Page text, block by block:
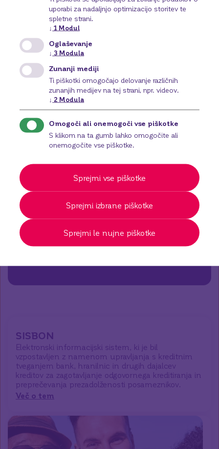
Poiščite najbližjo poslovno enoto in izkoristite
osebno svetovanje.
Osebno svetovanje
postavljamo na prvo
mesto.
Poiščite poslovno enoto
Stopite v stik z nami
SISBON
Elektronski informacijski sistem, ki je bil
vzpostavljen z namenom upravljanja s kreditnim
tveganjem bank, hranilnic in drugih dajalcev
kreditov za zagotavljanje odgovornega kreditiranja in
preprečevanja prezadolženosti posameznikov.
Več o tem
uporabi za nadaljnjo optimizacijo storitev te
spletne strani.
↓ 1 Modul
Oglaševanje
↓ 3 Modula
Zunanji mediji
Ti piškotki omogočajo delovanje različnih
zunanjih medijev na tej strani, npr. videov.
↓ 2 Modula
Omogoči ali onemogoči vse piškotke
S klikom na ta gumb lahko omogočite ali
onemogočite vse piškotke.
Sprejmi le nujne piškotke
Sprejmi izbrane piškotke
Sprejmi vse piškotke